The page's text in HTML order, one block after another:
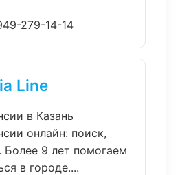
279-14-14
Line
в Казань
онлайн: поиск,
Более 9 лет помогаем
в городе....